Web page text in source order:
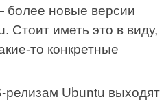
более новые версии
Стоит иметь это в виду,
то конкретные
релизам Ubuntu выходят